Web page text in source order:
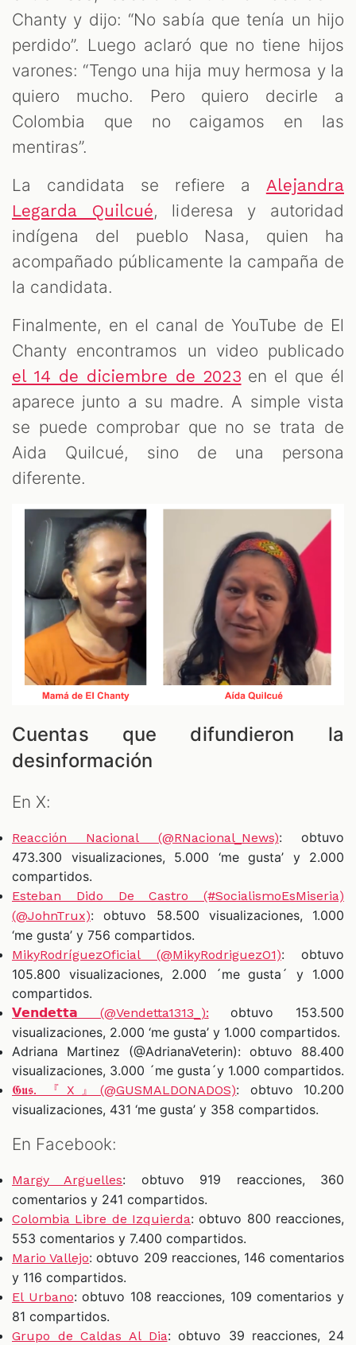
Chanty y dijo: “No sabía que tenía un hijo
perdido”. Luego aclaró que no tiene hijos
varones: “Tengo una hija muy hermosa y la
quiero mucho. Pero quiero decirle a
Colombia que no caigamos en las
mentiras”.
La candidata se refiere a Alejandra
Legarda Quilcué, lideresa y autoridad
indígena del pueblo Nasa, quien ha
acompañado públicamente la campaña de
la candidata.
Finalmente, en el canal de YouTube de El
Chanty encontramos un video publicado
el 14 de diciembre de 2023 en el que él
aparece junto a su madre. A simple vista
se puede comprobar que no se trata de
Aida Quilcué, sino de una persona
diferente.
Cuentas que difundieron la
desinformación
En X:
Reacción Nacional (@RNacional_News): obtuvo
473.300 visualizaciones, 5.000 ‘me gusta’ y 2.000
compartidos.
Esteban Dido De Castro (#SocialismoEsMiseria)
(@JohnTrux): obtuvo 58.500 visualizaciones, 1.000
‘me gusta’ y 756 compartidos.
MikyRodríguezOficial (@MikyRodriguezO1): obtuvo
105.800 visualizaciones, 2.000 ´me gusta´ y 1.000
compartidos.
𝗩𝗲𝗻𝗱𝗲𝘁𝘁𝗮 (@Vendetta1313_): obtuvo 153.500
visualizaciones, 2.000 ‘me gusta’ y 1.000 compartidos.
Adriana Martinez (@AdrianaVeterin): obtuvo 88.400
visualizaciones, 3.000 ´me gusta´y 1.000 compartidos.
𝕲𝖚𝖘. 『X』(@GUSMALDONADOS): obtuvo 10.200
visualizaciones, 431 ‘me gusta’ y 358 compartidos.
En Facebook:
Margy Arguelles: obtuvo 919 reacciones, 360
comentarios y 241 compartidos.
Colombia Libre de Izquierda: obtuvo 800 reacciones,
553 comentarios y 7.400 compartidos.
Mario Vallejo: obtuvo 209 reacciones, 146 comentarios
y 116 compartidos.
El Urbano: obtuvo 108 reacciones, 109 comentarios y
81 compartidos.
Grupo de Caldas Al Dia: obtuvo 39 reacciones, 24